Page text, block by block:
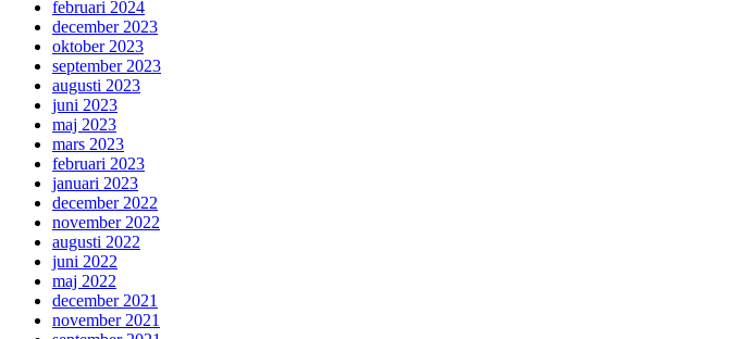
februari 2024
december 2023
oktober 2023
september 2023
augusti 2023
juni 2023
maj 2023
mars 2023
februari 2023
januari 2023
december 2022
november 2022
augusti 2022
juni 2022
maj 2022
december 2021
november 2021